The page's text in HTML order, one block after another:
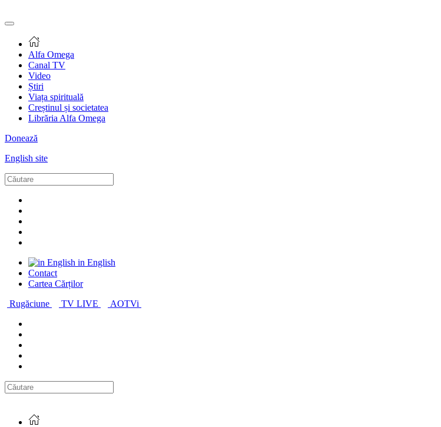
Alfa Omega
Canal TV
Video
Știri
Viața spirituală
Creștinul și societatea
Librăria Alfa Omega
Donează
English site
in English
Contact
Cartea Cărților
Rugăciune
TV LIVE AOTVi